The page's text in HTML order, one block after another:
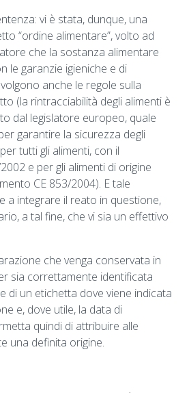
vi è stata, dunque, una
“ordine alimentare”, volto ad
che la sostanza alimentare
le garanzie igieniche e di
anche le regole sulla
(la rintracciabilità degli alimenti è
dal legislatore europeo, quale
garantire la sicurezza degli
tutti gli alimenti, con il
e per gli alimenti di origine
CE 853/2004). E tale
a integrare il reato in questione,
a tal fine, che vi sia un effettivo
che venga conservata in
sia correttamente identificata
di un etichetta dove viene indicata
e, dove utile, la data di
quindi di attribuire alle
una definita origine.